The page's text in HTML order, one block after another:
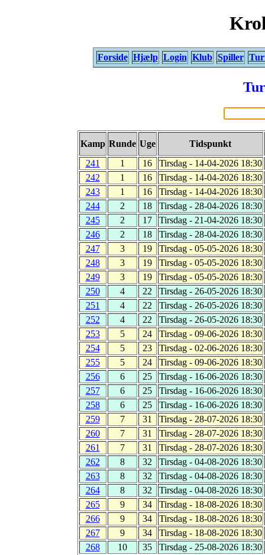
Forside Hjælp Login Klub Spiller
Kamp Runde Uge
Tidspunkt
241
1 16
Tirsdag - 14-04-2026 18:30
242
1 16
Tirsdag - 14-04-2026 18:30
243
1 16
Tirsdag - 14-04-2026 18:30
244
2 18
Tirsdag - 28-04-2026 18:30
245
2 17
Tirsdag - 21-04-2026 18:30
246
2 18
Tirsdag - 28-04-2026 18:30
247
3 19
Tirsdag - 05-05-2026 18:30
248
3 19
Tirsdag - 05-05-2026 18:30
249
3 19
Tirsdag - 05-05-2026 18:30
250
4 22
Tirsdag - 26-05-2026 18:30
251
4 22
Tirsdag - 26-05-2026 18:30
252
4 22
Tirsdag - 26-05-2026 18:30
253
5 24
Tirsdag - 09-06-2026 18:30
254
5 23
Tirsdag - 02-06-2026 18:30
255
5 24
Tirsdag - 09-06-2026 18:30
256
6 25
Tirsdag - 16-06-2026 18:30
257
6 25
Tirsdag - 16-06-2026 18:30
258
6 25
Tirsdag - 16-06-2026 18:30
259
7 31
Tirsdag - 28-07-2026 18:30
260
7 31
Tirsdag - 28-07-2026 18:30
261
7 31
Tirsdag - 28-07-2026 18:30
262
8 32
Tirsdag - 04-08-2026 18:30
263
8 32
Tirsdag - 04-08-2026 18:30
264
8 32
Tirsdag - 04-08-2026 18:30
265
9 34
Tirsdag - 18-08-2026 18:30
266
9 34
Tirsdag - 18-08-2026 18:30
267
9 34
Tirsdag - 18-08-2026 18:30
268
10 35
Tirsdag - 25-08-2026 18:30